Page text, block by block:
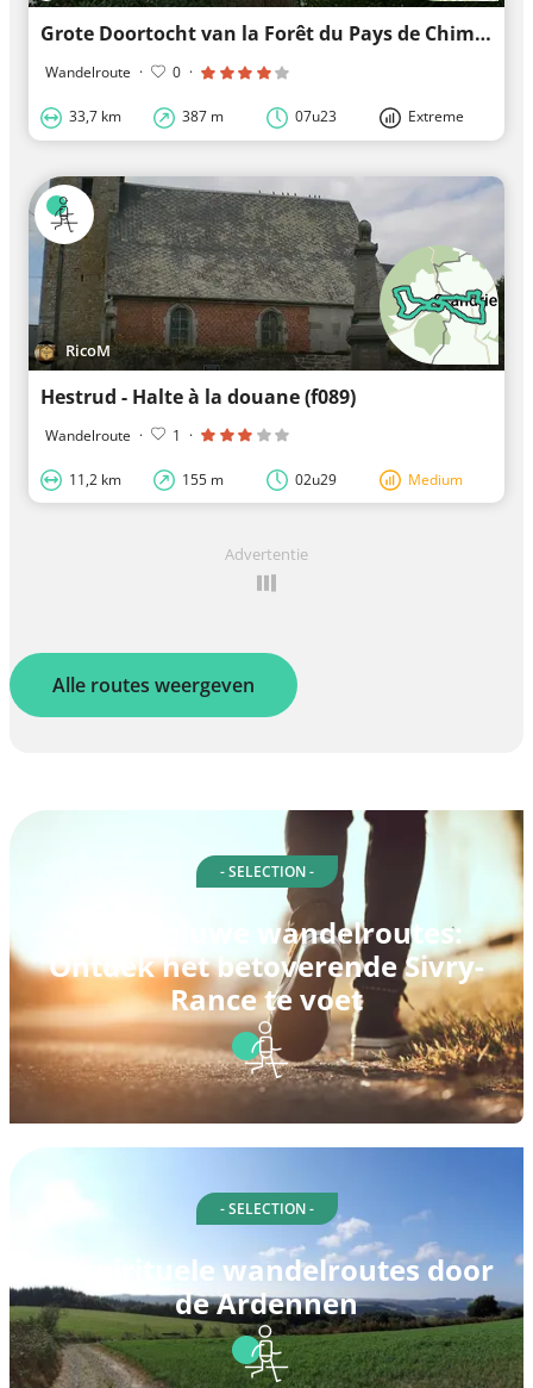
Grote Doortocht van la Forêt du Pays de Chimay – Traject Sivry - Virelles
Wandelroute · 0 ·
33,7 km 387 m 07u23 Extreme
RicoM
Hestrud - Halte à la douane (f089)
Wandelroute · 1 ·
11,2 km 155 m 02u29 Medium
Advertentie
Alle routes weergeven
- SELECTION -
10 Autoluwe wandelroutes:
Ontdek het betoverende Sivry-
Rance te voet
- SELECTION -
10 spirituele wandelroutes door
de Ardennen